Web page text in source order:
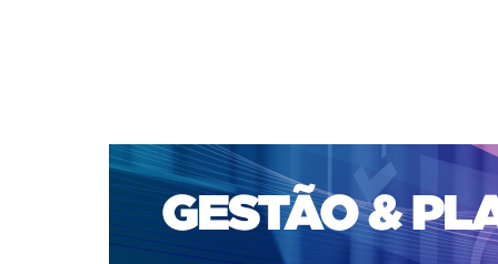
CAPA SOBRE ACESSO CADASTRO
PORTAL DE REVISTAS DA UNIFACS
SUBMISSÕES
PARA SUBMISSÃO DE ARTIGOS
TUTORIAL PARA
Capa Perfil do autor